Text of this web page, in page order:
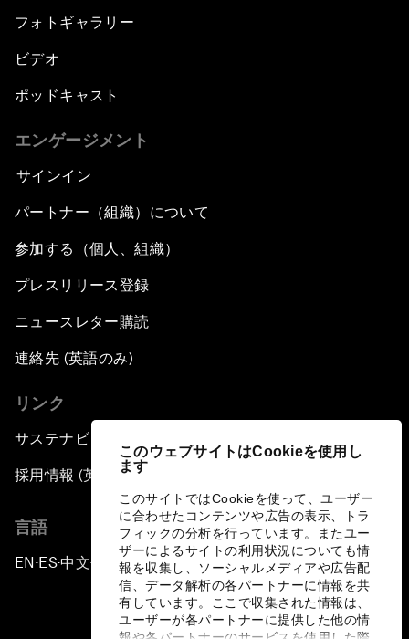
このウェブサイトはCookieを使用し
ます
このサイトではCookieを使って、ユーザー
に合わせたコンテンツや広告の表示、トラ
フィックの分析を行っています。またユー
ザーによるサイトの利用状況についても情
報を収集し、ソーシャルメディアや広告配
信、データ解析の各パートナーに情報を共
有しています。ここで収集された情報は、
ユーザーが各パートナーに提供した他の情
フォトギャラリー
ビデオ
ポッドキャスト
エンゲージメント
サインイン
パートナー（組織）について
参加する（個人、組織）
プレスリリース登録
ニュースレター購読
連絡先 (英語のみ)
リンク
サステナビリティへの取り組み
採用情報 (英語のみ)
言語
EN ▪ ES▪中文▪ 日本語